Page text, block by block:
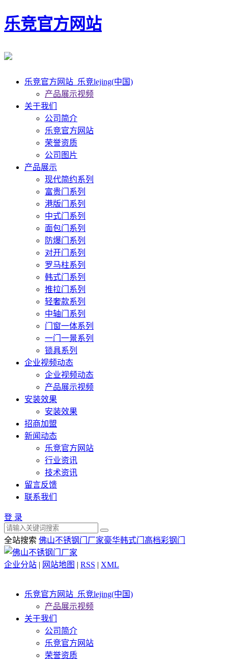
乐竞官方网站
乐竞官方网站_乐竞lejing(中国)
产品展示视频
关于我们
公司简介
乐竞官方网站
荣誉资质
公司图片
产品展示
现代简约系列
富贵门系列
港版门系列
中式门系列
面包门系列
防爆门系列
对开门系列
罗马柱系列
韩式门系列
推拉门系列
轻奢款系列
中轴门系列
门窗一体系列
一门一景系列
锁具系列
企业视频动态
企业视频动态
产品展示视频
安装效果
安装效果
招商加盟
新闻动态
乐竞官方网站
行业资讯
技术资讯
留言反馈
联系我们
登 录
全站搜索 佛山不锈钢门厂家豪华韩式门 高档彩钢门
企业分站 | 网站地图 | RSS | XML
乐竞官方网站_乐竞lejing(中国)
产品展示视频
关于我们
公司简介
乐竞官方网站
荣誉资质